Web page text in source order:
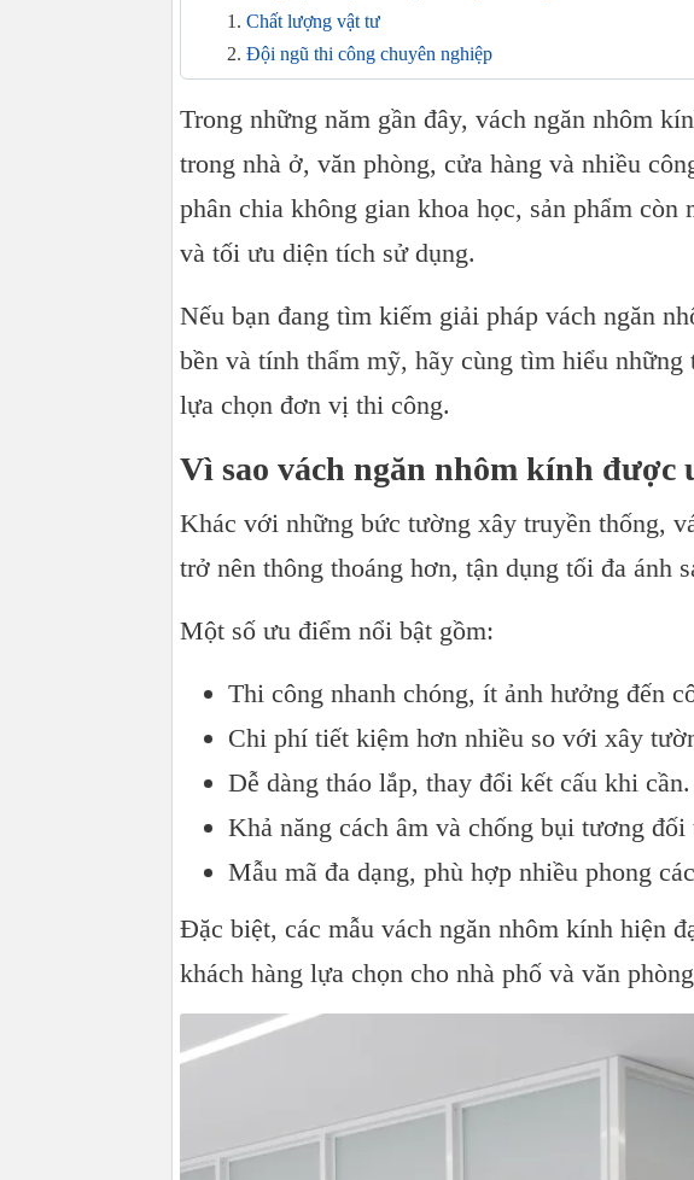
Chất lượng vật tư
Đội ngũ thi công chuyên nghiệp
Chính sách bảo hành rõ ràng
Báo giá minh bạch
Báo giá vách ngăn nhôm kính hiện nay
Nhôm kính Tiến Cường nhận thi công vách ngăn nhôm kính
Kết luận
Trong những năm gần đây, vách ngăn nhôm
trong nhà ở, văn phòng, cửa hàng và nhiều
phân chia không gian khoa học, sản phẩm còn
và tối ưu diện tích sử dụng.
Nếu bạn đang tìm kiếm giải pháp vách ngăn
bền và tính thẩm mỹ, hãy cùng tìm hiểu
lựa chọn đơn vị thi công.
Vì sao vách ngăn nhôm kính được
Khác với những bức tường xây truyền thống,
trở nên thông thoáng hơn, tận dụng tối đa ánh
Một số ưu điểm nổi bật gồm:
Thi công nhanh chóng, ít ảnh hưởng đến
Chi phí tiết kiệm hơn nhiều so với xây
Dễ dàng tháo lắp, thay đổi kết cấu khi cần.
Khả năng cách âm và chống bụi tương đối
Mẫu mã đa dạng, phù hợp nhiều phong
Đặc biệt, các mẫu vách ngăn nhôm kính hiện
khách hàng lựa chọn cho nhà phố và văn